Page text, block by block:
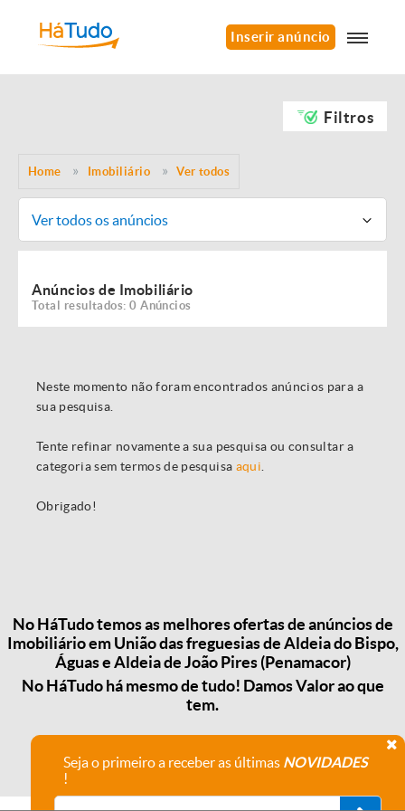
Inserir anúncio
Filtros
Home Imobiliário Ver todos
Ver todos os anúncios
Anúncios de Imobiliário
Total resultados: 0 Anúncios
Neste momento não foram encontrados anúncios para a
sua pesquisa.
Tente refinar novamente a sua pesquisa ou consultar a
categoria sem termos de pesquisa aqui
Obrigado!
No HáTudo temos as melhores ofertas de anúncios de
Imobiliário em União das freguesias de Aldeia do Bispo,
Águas e Aldeia de João Pires (Penamacor)
No HáTudo há mesmo de tudo! Damos Valor ao que
tem.
Seja o primeiro a receber as últimas NOVIDADES
!